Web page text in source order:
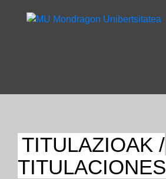
TITULAZIOAK /
TITULACIONES